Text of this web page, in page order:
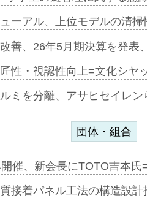
ューアル、上位モデルの清
善、26年5月期決算を発表
性・視認性向上=文化シヤ
ミを分離、アサヒセイレ
団体・組合
催、新会長にTOTO吉本氏
接着パネル工法の構造設